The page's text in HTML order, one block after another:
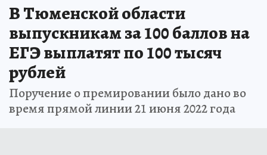
В Тюменской области
выпускникам за 100 баллов на
ЕГЭ выплатят по 100 тысяч
рублей
Поручение о премировании было дано во
время прямой линии 21 июня 2022 года